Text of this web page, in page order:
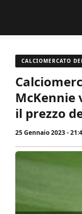
contenuto
CALCIOMERCATO
McKennie
il prezzo
25 Gennaio 2023 -